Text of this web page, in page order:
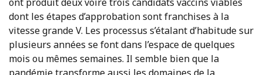
dont les étapes d’approbation sont franchises à la
vitesse grande V. Les processus s’étalant d’habitude sur
plusieurs années se font dans l’espace de quelques
mois ou mêmes semaines. Il semble bien que la